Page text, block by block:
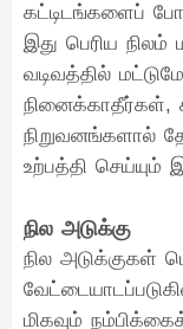
கட்டிடங்களைப்
இது பெரிய நிலம்
வடிவத்தில்
நினைக்காதீர்கள்,
நிறுவனங்களால்
உற்பத்தி செய்யும்
நில அடுக்கு
நில அடுக்குகள்
மிகவும்